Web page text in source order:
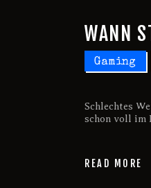
WANN
Gaming
Schlechtes
schon voll im
READ MORE